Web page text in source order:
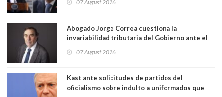
07 August 2026
Abogado Jorge Correa cuestiona la
invariabilidad tributaria del Gobierno ante el
democracia” y "defendemos la alternancia en el
07 August 2026
Kast ante solicitudes de partidos del
oficialismo sobre indulto a uniformados que